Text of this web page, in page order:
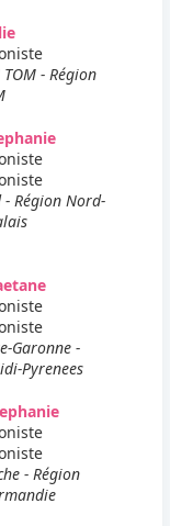
- Région
Région Nord-
Garonne -
Pyrenees
- Région